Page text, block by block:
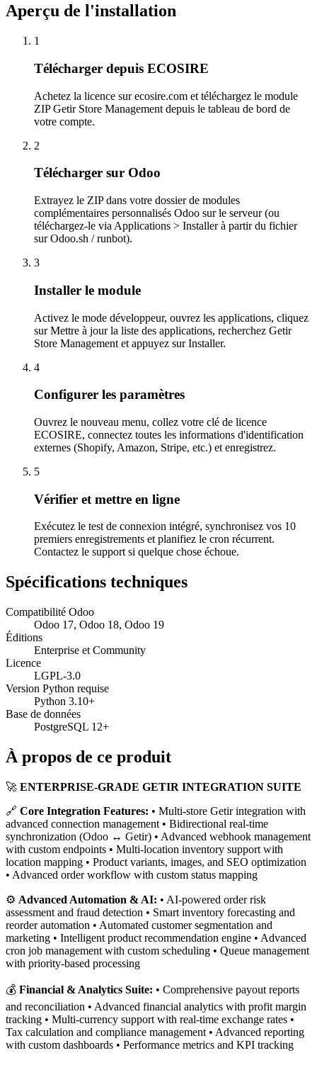
Aperçu de l'installation
1
Télécharger depuis ECOSIRE
Achetez la licence sur ecosire.com et téléchargez le module
ZIP Getir Store Management depuis le tableau de bord de
votre compte.
2
Télécharger sur Odoo
Extrayez le ZIP dans votre dossier de modules
complémentaires personnalisés Odoo sur le serveur (ou
téléchargez-le via Applications > Installer à partir du fichier
sur Odoo.sh / runbot).
3
Installer le module
Activez le mode développeur, ouvrez les applications, cliquez
sur Mettre à jour la liste des applications, recherchez Getir
Store Management et appuyez sur Installer.
4
Configurer les paramètres
Ouvrez le nouveau menu, collez votre clé de licence
ECOSIRE, connectez toutes les informations d'identification
externes (Shopify, Amazon, Stripe, etc.) et enregistrez.
5
Vérifier et mettre en ligne
Exécutez le test de connexion intégré, synchronisez vos 10
premiers enregistrements et planifiez le cron récurrent.
Contactez le support si quelque chose échoue.
Spécifications techniques
Compatibilité Odoo
Odoo 17, Odoo 18, Odoo 19
Éditions
Enterprise et Community
Licence
LGPL-3.0
Version Python requise
Python 3.10+
Base de données
PostgreSQL 12+
À propos de ce produit
🚀 ENTERPRISE-GRADE GETIR INTEGRATION SUITE
🔗 Core Integration Features: • Multi-store Getir integration with
advanced connection management • Bidirectional real-time
synchronization (Odoo ↔ Getir) • Advanced webhook management
with custom endpoints • Multi-location inventory support with
location mapping • Product variants, images, and SEO optimization
• Advanced order workflow with custom status mapping
⚙️ Advanced Automation & AI: • AI-powered order risk
assessment and fraud detection • Smart inventory forecasting and
reorder automation • Automated customer segmentation and
marketing • Intelligent product recommendation engine • Advanced
cron job management with custom scheduling • Queue management
with priority-based processing
💰 Financial & Analytics Suite: • Comprehensive payout reports
and reconciliation • Advanced financial analytics with profit margin
tracking • Multi-currency support with real-time exchange rates •
Tax calculation and compliance management • Advanced reporting
with custom dashboards • Performance metrics and KPI tracking